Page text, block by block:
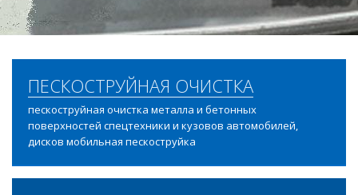
ПЕСКОСТРУЙНАЯ ОЧИСТКА
пескоструйная очистка металла и бетонных
поверхностей спецтехники и кузовов автомобилей,
дисков мобильная пескоструйка